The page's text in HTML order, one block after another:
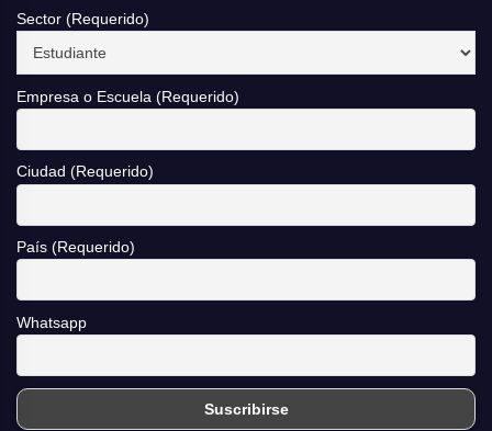
Sector (Requerido)
Empresa o Escuela (Requerido)
Ciudad (Requerido)
País (Requerido)
Whatsapp